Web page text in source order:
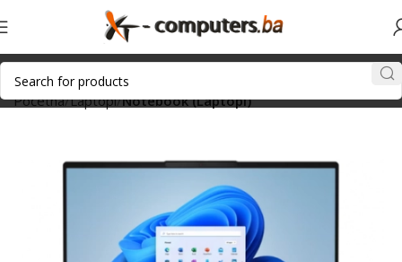
Početna Laptopi Notebook (Laptopi)